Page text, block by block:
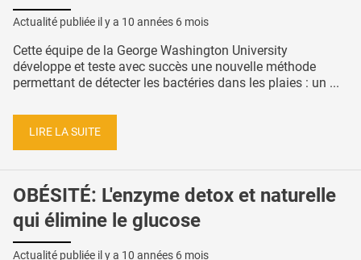
Actualité publiée il y a 10 années 6 mois
Cette équipe de la George Washington University
développe et teste avec succès une nouvelle méthode
permettant de détecter les bactéries dans les plaies : un ...
LIRE LA SUITE
OBÉSITÉ: L'enzyme detox et naturelle
qui élimine le glucose
Actualité publiée il y a 10 années 6 mois